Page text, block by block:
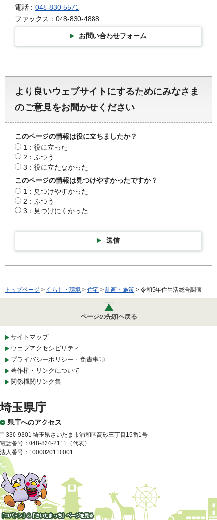
電話： 048-830-5571
ファックス：048-830-4888
お問い合わせフォーム
より良いウェブサイトにするためにみなさま
のご意見をお聞かせください
このページの情報は役に立ちましたか？
1：役に立った
2：ふつう
3：役に立たなかった
このページの情報は見つけやすかったですか？
1：見つけやすかった
2：ふつう
3：見つけにくかった
送信
トップページ > くらし・環境 > 住宅 > 計画・施策 > 令和5年住生活総合調査
ページの先頭へ戻る
サイトマップ
ウェブアクセシビリティ
プライバシーポリシー・免責事項
著作権・リンクについて
関係機関リンク集
埼玉県庁
県庁へのアクセス
〒330-9301 埼玉県さいたま市浦和区高砂三丁目15番1号
電話番号：048-824-2111（代表）
法人番号：1000020110001
「コバトン」&「さいたまっ